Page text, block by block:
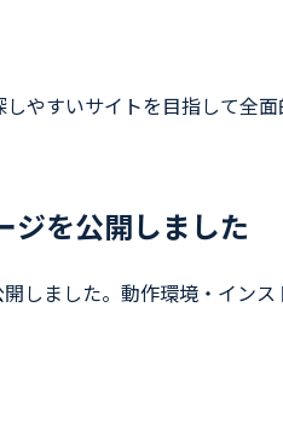
やすいサイトを目指して全
ジを公開しました
しました。動作環境・イン